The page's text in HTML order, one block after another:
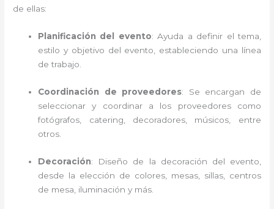
de ellas:
Planificación del evento: Ayuda a definir el tema,
estilo y objetivo del evento, estableciendo una línea
de trabajo.
Coordinación de proveedores: Se encargan de
seleccionar y coordinar a los proveedores como
fotógrafos, catering, decoradores, músicos, entre
otros.
Decoración: Diseño de la decoración del evento,
desde la elección de colores, mesas, sillas, centros
de mesa, iluminación y más.